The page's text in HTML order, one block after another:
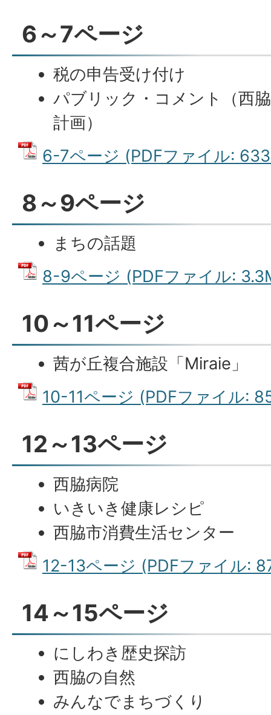
6～7ページ
税の申告受け付け
パブリック・コメント（西
計画）
6-7ページ (PDFファイル:
8～9ページ
まちの話題
8-9ページ (PDFファイル:
10～11ページ
茜が丘複合施設「Miraie」
10-11ページ (PDFファイル:
12～13ページ
西脇病院
いきいき健康レシピ
西脇市消費生活センター
12-13ページ (PDFファイル:
14～15ページ
にしわき歴史探訪
西脇の自然
みんなでまちづくり